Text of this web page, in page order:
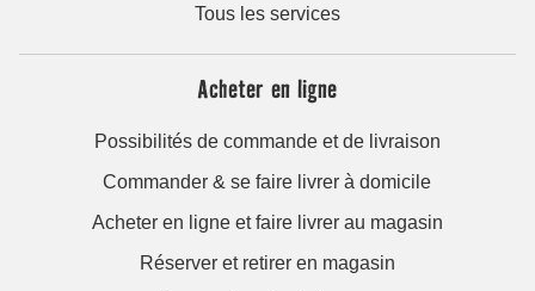
Tous les services
Acheter en ligne
Possibilités de commande et de livraison
Commander & se faire livrer à domicile
Acheter en ligne et faire livrer au magasin
Réserver et retirer en magasin